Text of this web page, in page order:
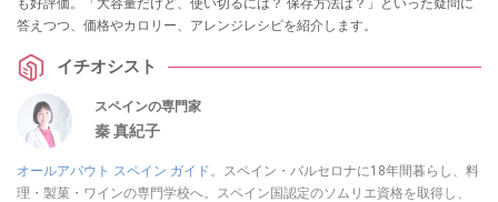
答えつつ、価格やカロリー、アレンジレシピを紹介します。
イチオシスト
スペインの専門家
秦 真紀子
オールアバウト スペイン ガイド。
スペイン・バルセロナに18年間暮らし、料
理・製菓・ワインの専門学校へ。スペイン国認定のソムリエ資格を取得し、